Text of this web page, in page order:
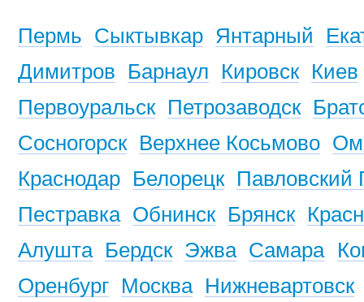
Пермь Сыктывкар Янтарный
Димитров Барнаул Кировск Киев
Первоуральск Петрозаводск
Сосногорск Верхнее Косьмово
Краснодар Белорецк Павловский
Пестравка Обнинск Брянск
Алушта Бердск Эжва Самара
Оренбург Москва Нижневартовск